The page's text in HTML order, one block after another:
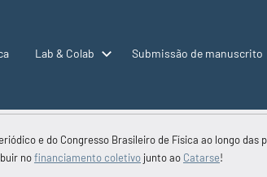
Lab & Colab Submissão de manuscrito
e do Congresso Brasileiro de Física ao longo das
nofinanciamento coletivo junto ao Catarse!